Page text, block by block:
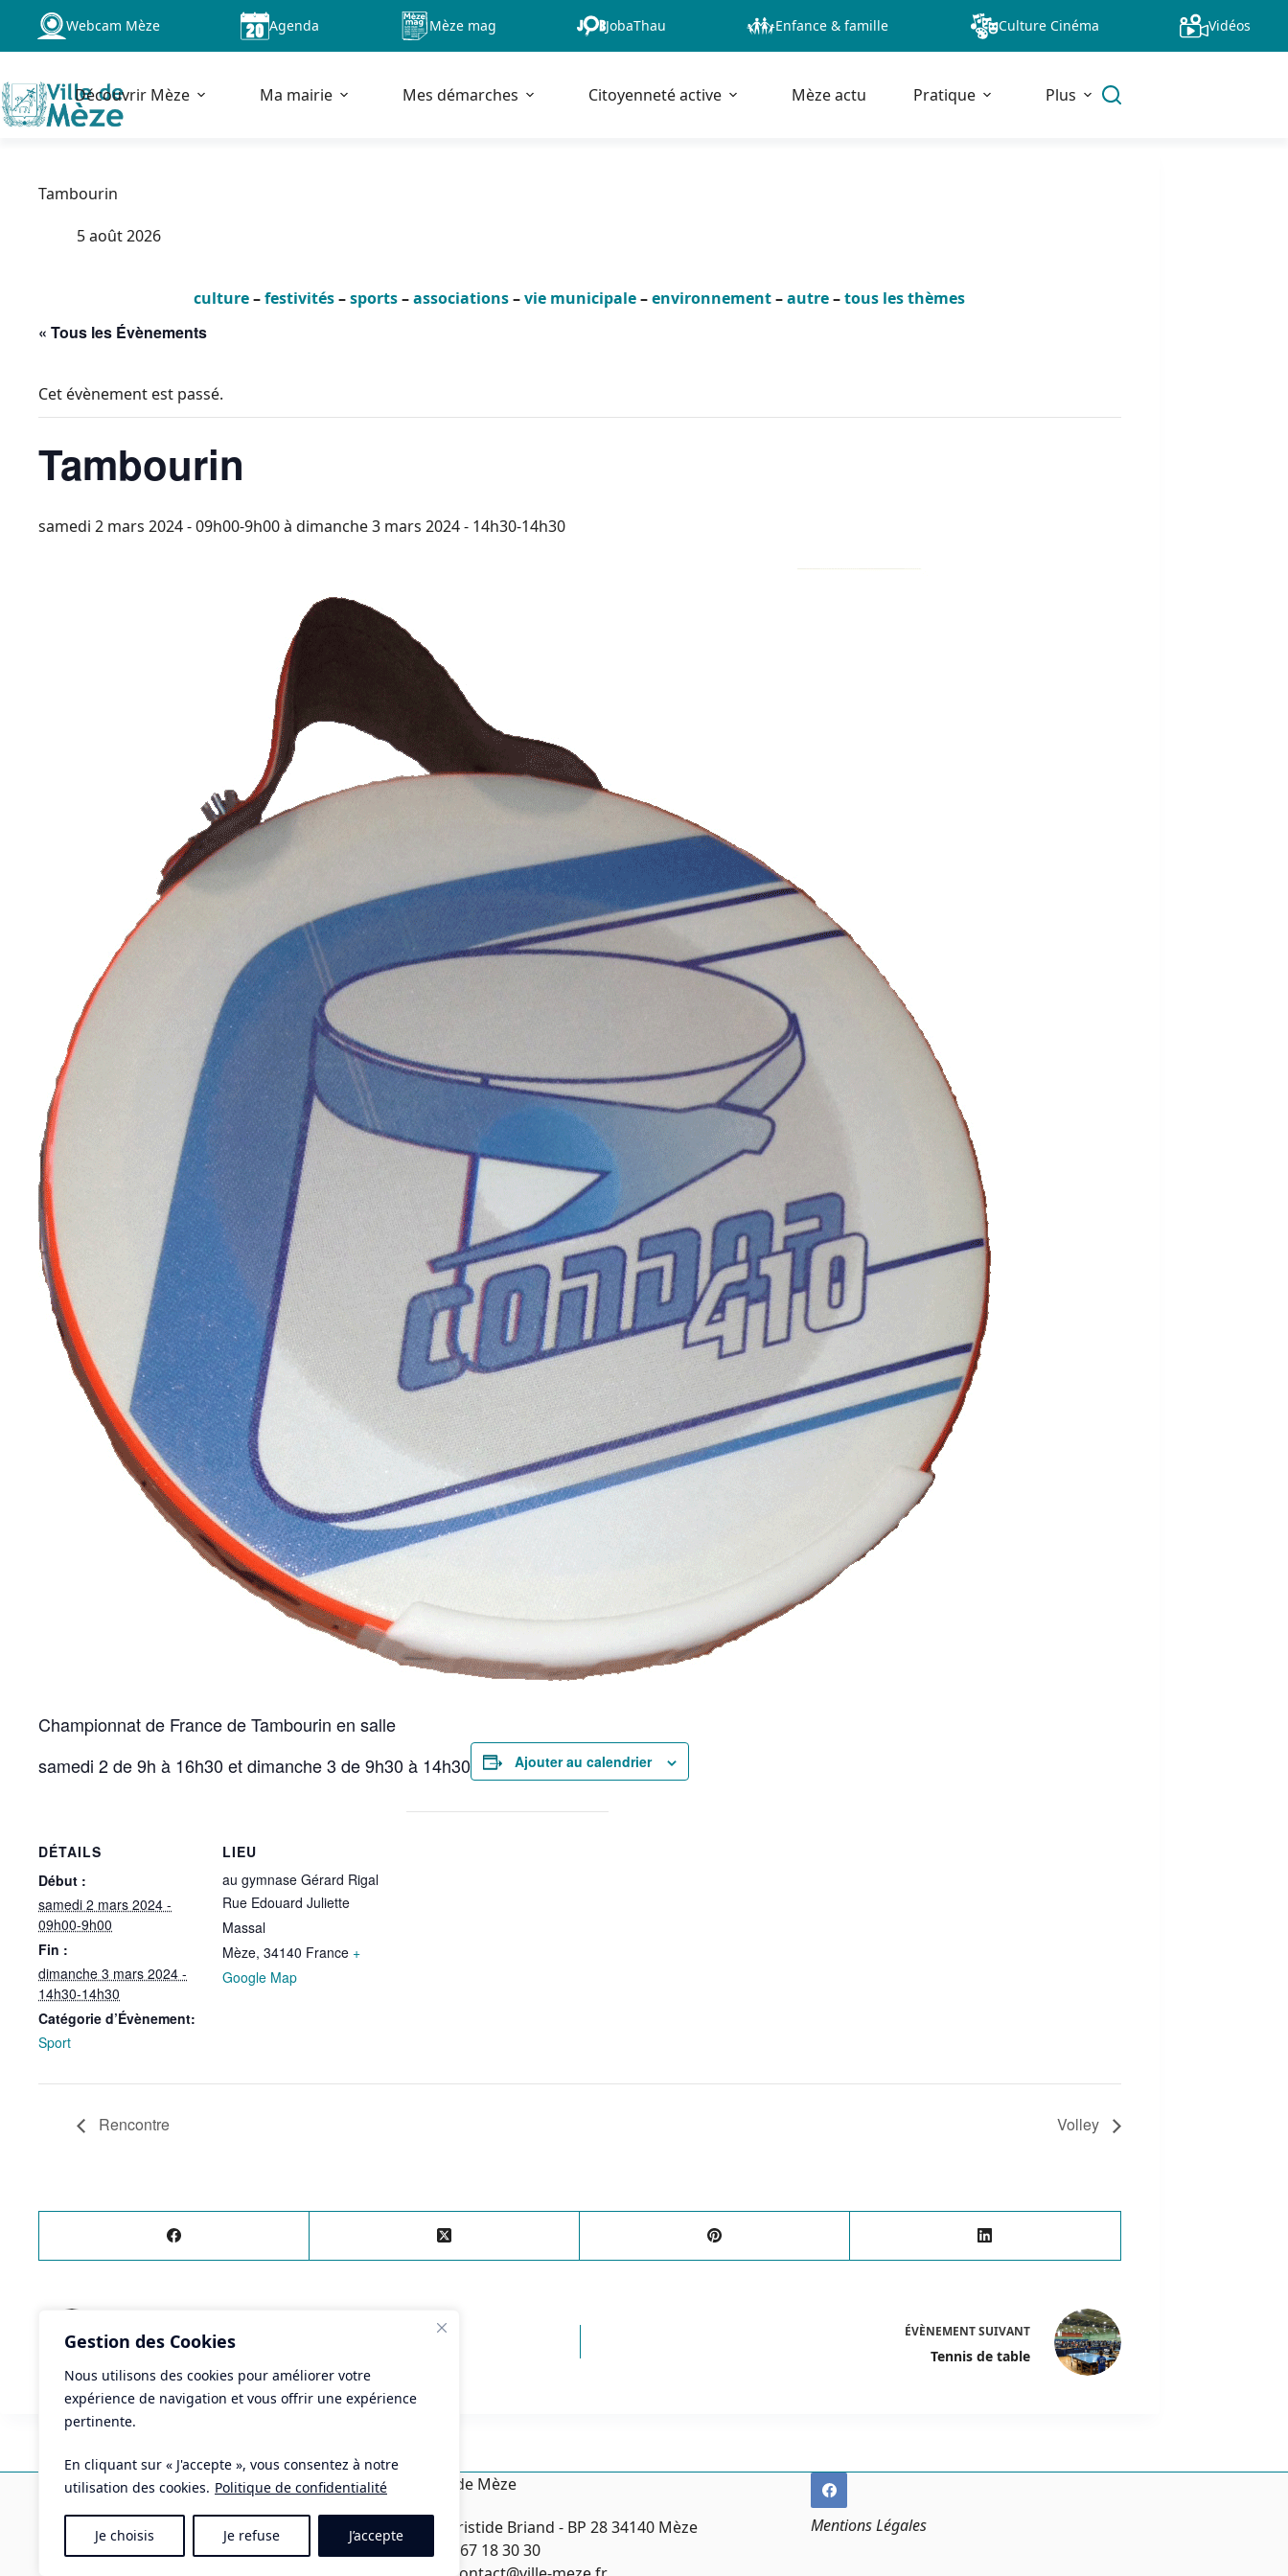
Gestion des Cookies
Nous utilisons des cookies pour améliorer votre
expérience de navigation et vous offrir une expérience
pertinente.
En cliquant sur « J'accepte », vous consentez à notre
utilisation des cookies. Politique de confidentialité
Je choisis Je refuse J’accepte
Passer
contenu
Webcam Mèze Agenda Mèze mag JobaThau Enfance & famille Culture Cinéma Vidéos
Découvrir Mèze Ma mairie Mes démarches Citoyenneté active Mèze actu Pratique Plus
Tambourin
5 août 2026
culture–festivités–sports–associations–vie municipale–environnement–autre–tous les thèmes
« Tous les Évènements
Cet évènement est passé.
Tambourin
samedi 2 mars 2024 - 09h00-9h00à dimanche 3 mars 2024 - 14h30-14h30
Championnat de France de Tambourin en salle
samedi 2 de 9h à 16h30 et dimanche 3 de 9h30 à 14h30
Ajouter au calendrier
DÉTAILS
Début :
samedi 2 mars 2024 -
09h00-9h00
Fin :
dimanche 3 mars 2024 -
14h30-14h30
Catégorie d’Évènement:
Sport
LIEU
au gymnase Gérard Rigal
Rue Edouard Juliette
Massal
Mèze, 34140 France +
Google Map
Rencontre Volley
ÉVÈNEMENT PRÉCÉDENT ÉVÈNEMENTSUIVANT
Tennis de table
Mairie de Mèze
Place Aristide Briand - BP 28 34140 Mèze
Tél : 04 67 18 30 30
Mentions Légales